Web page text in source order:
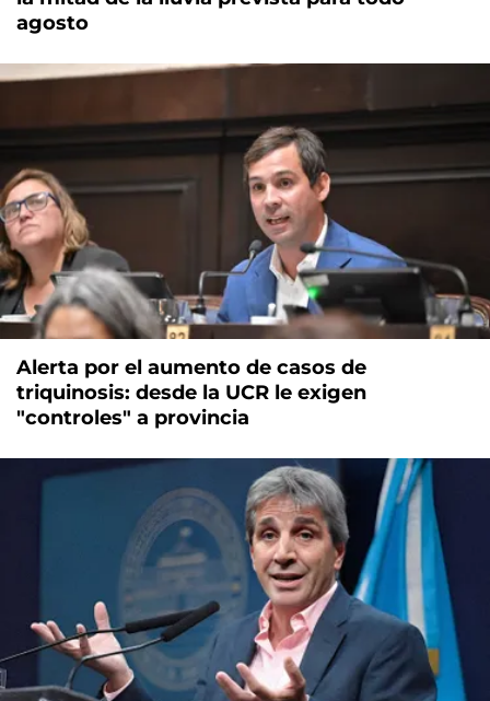
agosto
Alerta por el aumento de casos de
triquinosis: desde la UCR le exigen
"controles" a provincia